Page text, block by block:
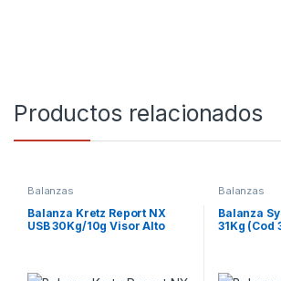
Productos relacionados
Balanzas
Balanza Kretz Report NX
USB 30Kg/10g Visor Alto
Balanzas
Balanza
31Kg (Cod